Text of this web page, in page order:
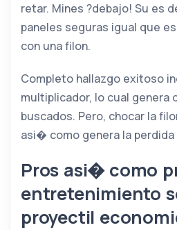
retar. Mines ?debajo! Su es
paneles seguras igual que
con una filon.
Completo hallazgo exitoso
multiplicador, lo cual genera
buscados. Pero, chocar la
asi� como genera la perdida
Pros asi� como
entretenimiento
proyectil